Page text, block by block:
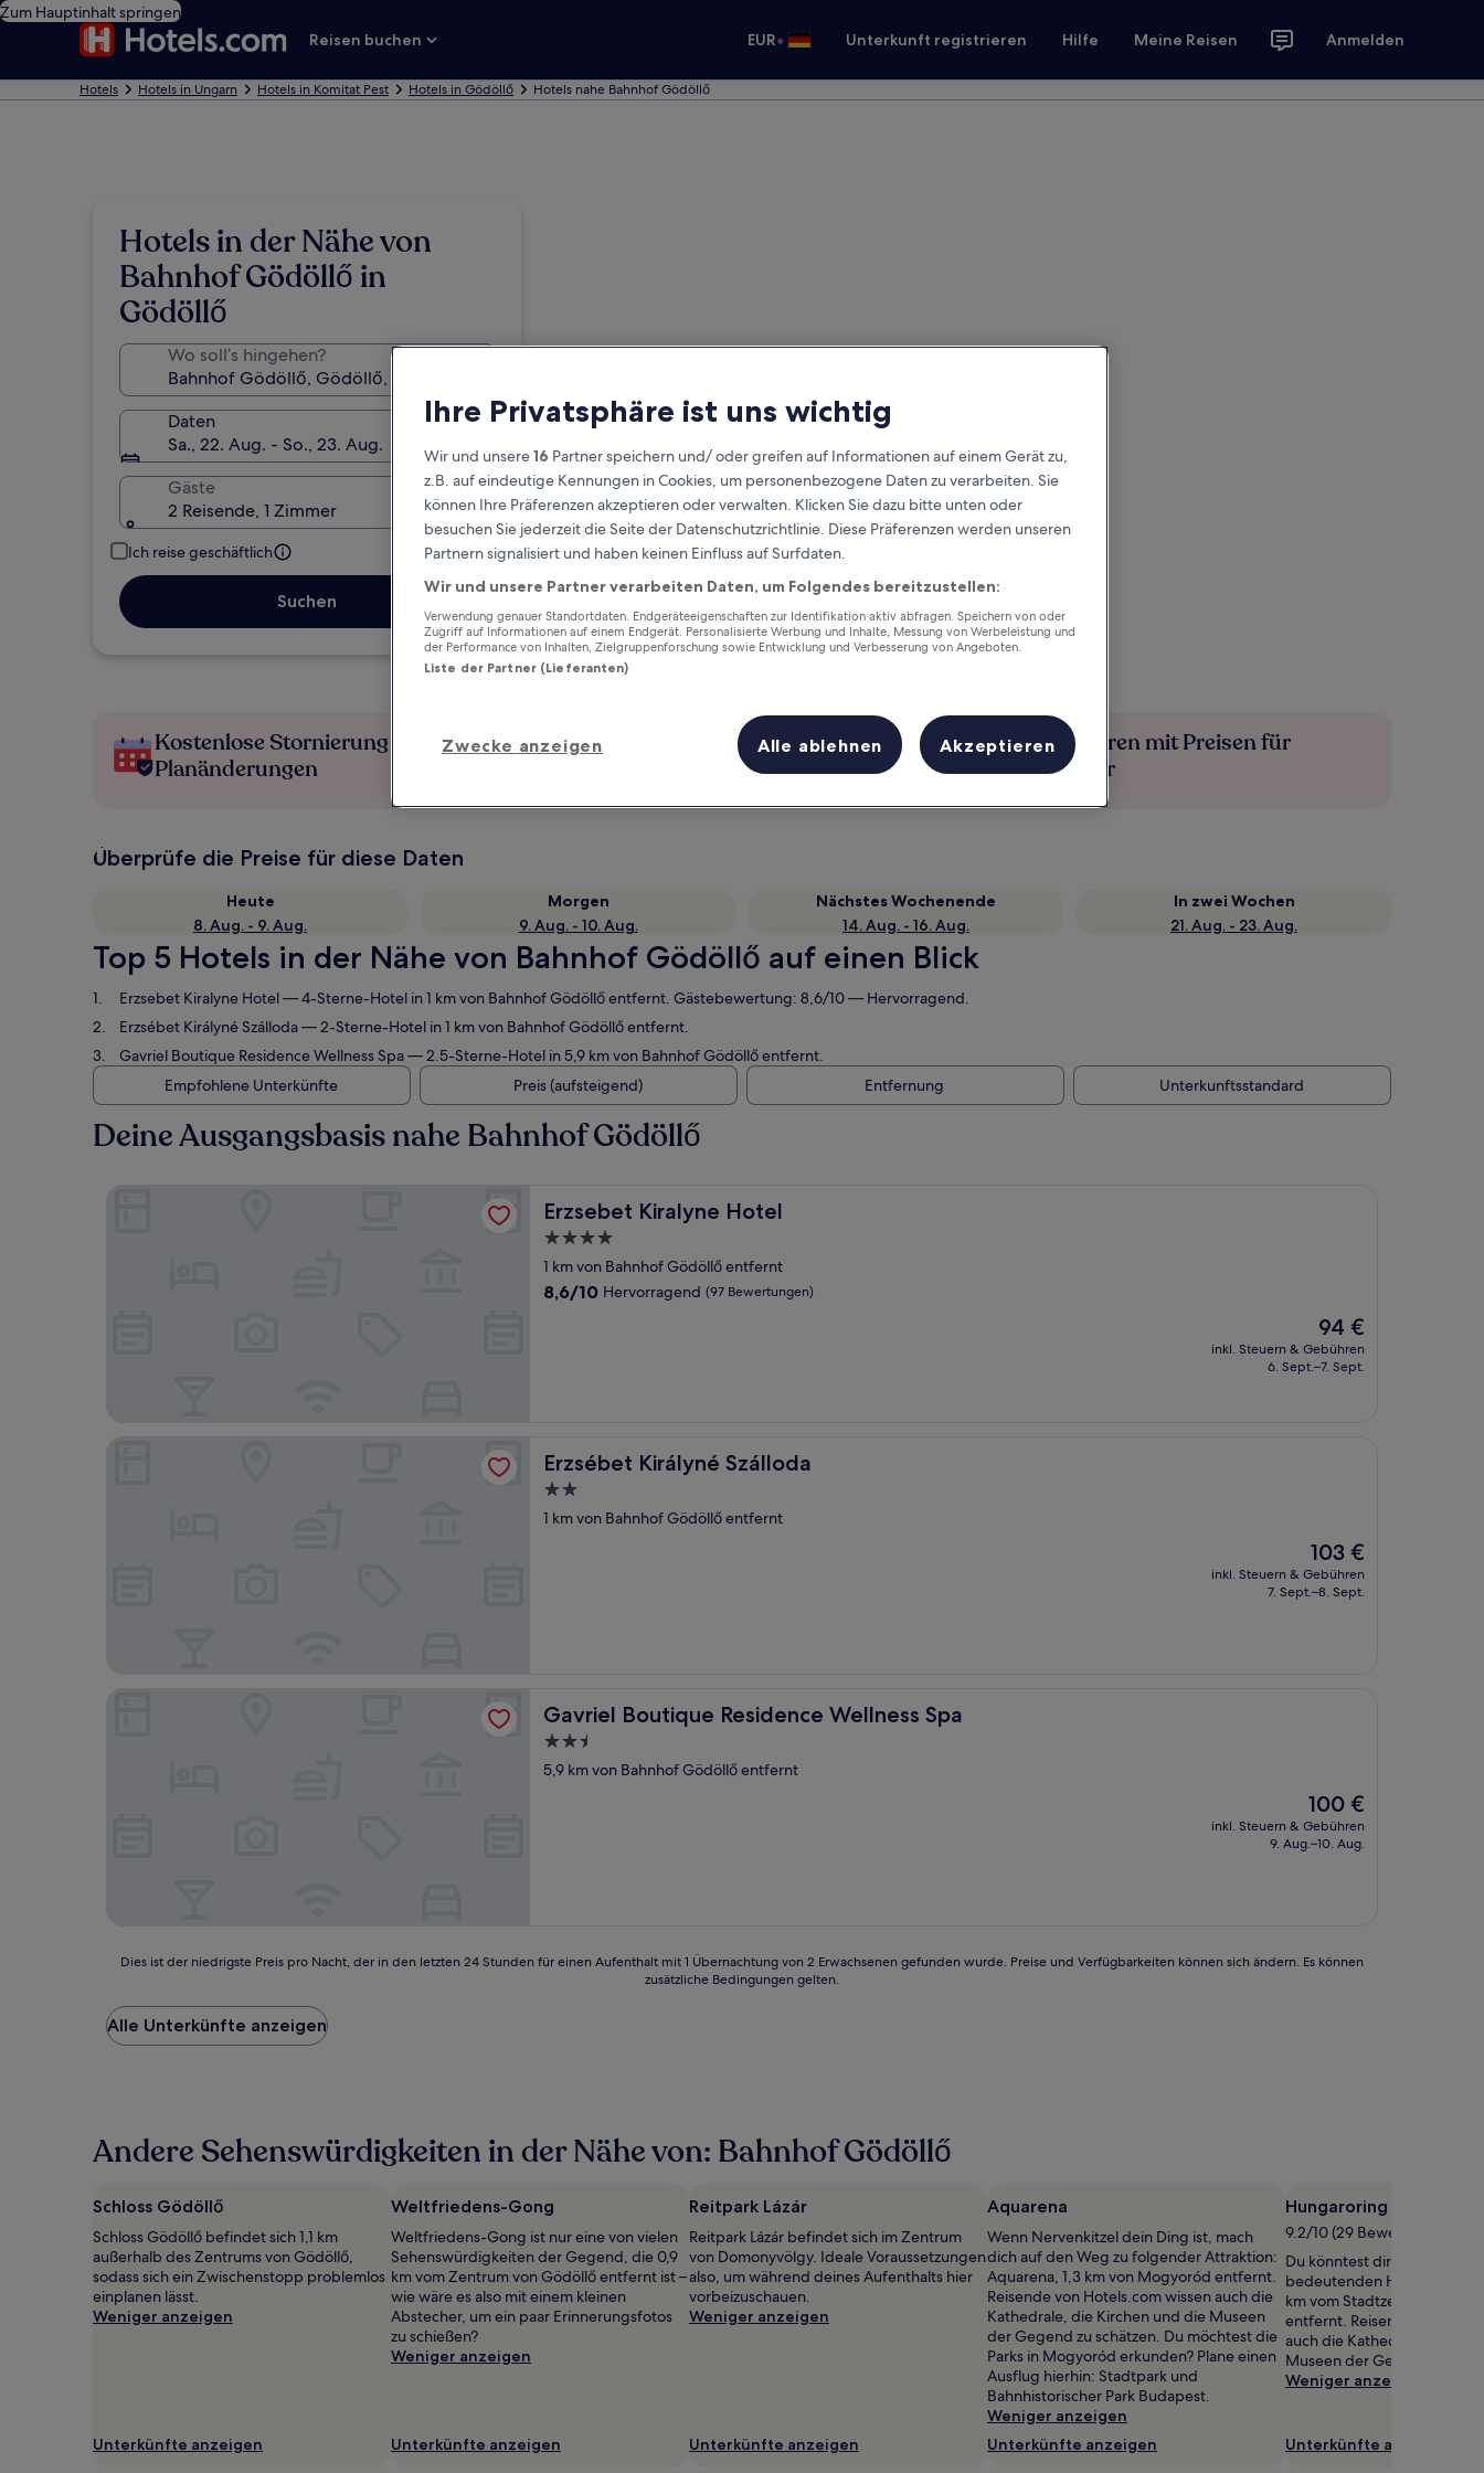
Zum Hauptinhalt springen
Reisen buchen
EUR• Unterkunft registrieren Hilfe Meine Reisen Anmelden
Hotels Hotels in Ungarn Hotels in Komitat Pest Hotels in Gödöllő Hotels nahe Bahnhof Gödöllő
Hotels in der Nähe von
Bahnhof Gödöllő in
Gödöllő
Wo soll’s hingehen?
Daten
Sa., 22. Aug. - So., 23. Aug.
Gäste
2 Reisende, 1 Zimmer
Ich reise geschäftlich
Suchen
Kostenlose Stornierung bei
Planänderungen
Verdiene Prämien für jede
wahrgenommene Übernachtung
Mehr sparen mit Preisen für
Mitglieder
Überprüfe die Preise für diese Daten
Heute
8. Aug. - 9. Aug.
Morgen
9. Aug. - 10. Aug.
Nächstes Wochenende
14. Aug. - 16. Aug.
In zwei Wochen
21. Aug. - 23. Aug.
Top 5 Hotels in der Nähe von Bahnhof Gödöllő auf einen Blick
Erzsebet Kiralyne Hotel— 4-Sterne-Hotel in 1 km von Bahnhof Gödöllő entfernt. Gästebewertung: 8,6/10 — Hervorragend.
Erzsébet Királyné Szálloda— 2-Sterne-Hotel in 1 km von Bahnhof Gödöllő entfernt.
Gavriel Boutique Residence Wellness Spa— 2.5-Sterne-Hotel in 5,9 km von Bahnhof Gödöllő entfernt.
Empfohlene Unterkünfte
Preis (aufsteigend) Entfernung Unterkunftsstandard
Deine Ausgangsbasis nahe Bahnhof Gödöllő
Erzsebet Kiralyne Hotel
Erzsebet Kiralyne Hotel
4.0-
Sterne-
Unterkunft
1 km von Bahnhof Gödöllő entfernt
8.6
8,6/10 Hervorragend (97 Bewertungen)
Der
Preis
beträgt
94 €
inkl. Steuern & Gebühren
6. Sept.–7. Sept.
Erzsébet Királyné Szálloda
Erzsébet Királyné Szálloda
2.0-
Sterne-
1 km von Bahnhof Gödöllő entfernt
Der
Preis
beträgt
103 €
inkl. Steuern & Gebühren
7. Sept.–8. Sept.
Gavriel Boutique Residence Wellness Spa
Gavriel Boutique Residence Wellness Spa
2.5-
Sterne-
5,9 km von Bahnhof Gödöllő entfernt
Der
Preis
beträgt
100 €
inkl. Steuern & Gebühren
9. Aug.–10. Aug.
Dies
der
niedrigste
Preis
den
letzten
für
Aufenthalt
mit
1 Übernachtung
von
2 Erwachsenen
können
sich
Dies ist der niedrigste Preis pro Nacht, der in den letzten 24 Stunden für einen Aufenthalt mit 1 Übernachtung von 2 Erwachsenen gefunden wurde. Preise und Verfügbarkeiten können sich ändern. Es können
zusätzliche Bedingungen gelten.
Alle Unterkünfte anzeigen
Andere Sehenswürdigkeiten in der Nähe von: Bahnhof Gödöllő
Schloss Gödöllő
Schloss Gödöllő befindet sich 1,1 km
außerhalb des Zentrums von Gödöllő,
sodass sich ein Zwischenstopp problemlos
einplanen lässt.
Weniger anzeigen
Unterkünfte anzeigen
Weltfriedens-Gong
Weltfriedens-Gong ist nur eine von vielen
Sehenswürdigkeiten der Gegend, die 0,9
km vom Zentrum von Gödöllő entfernt ist –
wie wäre es also mit einem kleinen
Abstecher, um ein paar Erinnerungsfotos
zu schießen?
Weniger anzeigen
Unterkünfte anzeigen
Reitpark Lázár
Reitpark Lázár befindet sich im Zentrum
von Domonyvölgy. Ideale Voraussetzungen
also, um während deines Aufenthalts hier
vorbeizuschauen.
Weniger anzeigen
Unterkünfte anzeigen
Aquarena
Wenn Nervenkitzel dein Ding ist, mach
dich auf den Weg zu folgender Attraktion:
Aquarena, 1,3 km von Mogyoród entfernt.
Reisende von Hotels.com wissen auch die
Kathedrale, die Kirchen und die Museen
der Gegend zu schätzen. Du möchtest die
Parks in Mogyoród erkunden? Plane einen
Ausflug hierhin: Stadtpark und
Bahnhistorischer Park Budapest.
Weniger anzeigen
Unterkünfte anzeigen
Hungaroring
9.2/10 (29 Bewertungen)
Du könntest dir eine
bedeutenden Hungaroring
km vom Stadtzentrum von
entfernt. Reisende von
auch die Kathedrale, die
Museen der Gegend zu
Weniger anzeigen
Unterkünfte anzeigen
Ihre Privatsphäre ist uns wichtig
Wir und unsere16 Partner speichern und/ oder greifen auf Informationen auf einem Gerät zu,
z.B. auf eindeutige Kennungen in Cookies, um personenbezogene Daten zu verarbeiten. Sie
können Ihre Präferenzen akzeptieren oder verwalten. Klicken Sie dazu bitte unten oder
besuchen Sie jederzeit die Seite der Datenschutzrichtlinie. Diese Präferenzen werden unseren
Partnern signalisiert und haben keinen Einfluss auf Surfdaten.
Wir und unsere Partner verarbeiten Daten, um Folgendes bereitzustellen:
Verwendung genauer Standortdaten. Endgeräteeigenschaften zur Identifikation aktiv abfragen. Speichern von oder
Zugriff auf Informationen auf einem Endgerät. Personalisierte Werbung und Inhalte, Messung von Werbeleistung und
der Performance von Inhalten, Zielgruppenforschung sowie Entwicklung und Verbesserung von Angeboten.
Liste der Partner (Lieferanten)
Zwecke anzeigen Alle ablehnen Akzeptieren